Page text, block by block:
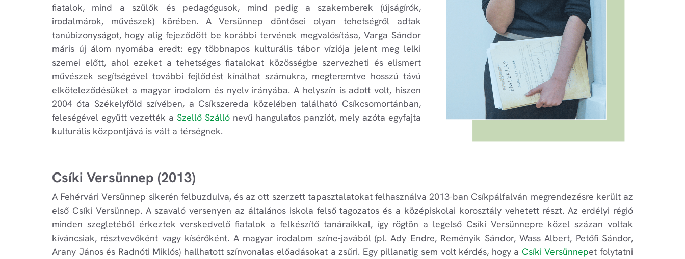
fiatalok, mind a szülők és pedagógusok, mind pedig a szakemberek (újságírók,
irodalmárok, művészek) körében. A Versünnep döntősei olyan tehetségről adtak
tanúbizonyságot, hogy alig fejeződött be korábbi tervének megvalósítása, Varga Sándor
máris új álom nyomába eredt: egy többnapos kulturális tábor víziója jelent meg lelki
szemei előtt, ahol ezeket a tehetséges fiatalokat közösségbe szervezheti és elismert
művészek segítségével további fejlődést kínálhat számukra, megteremtve hosszú távú
elköteleződésüket a magyar irodalom és nyelv irányába. A helyszín is adott volt, hiszen
2004 óta Székelyföld szívében, a Csíkszereda közelében található Csíkcsomortánban,
feleségével együtt vezették a Szellő Szálló nevű hangulatos panziót, mely azóta egyfajta
kulturális központjává is vált a térségnek.
Csíki Versünnep (2013)
A Fehérvári Versünnep sikerén felbuzdulva, és az ott szerzett tapasztalatokat felhasználva 2013-ban Csíkpálfalván megrendezésre került az
első Csíki Versünnep. A szavaló versenyen az általános iskola felső tagozatos és a középiskolai korosztály vehetett részt. Az erdélyi régió
minden szegletéből érkeztek verskedvelő fiatalok a felkészítő tanáraikkal, így rögtön a legelső Csíki Versünnepre közel százan voltak
kíváncsiak, résztvevőként vagy kísérőként. A magyar irodalom színe-javából (pl. Ady Endre, Reményik Sándor, Wass Albert, Petőfi Sándor,
Arany János és Radnóti Miklós) hallhatott színvonalas előadásokat a zsűri. Egy pillanatig sem volt kérdés, hogy a Csíki Versünnepet folytatni